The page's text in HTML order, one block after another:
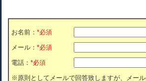
お名前： *必須
メール： *必須
電話： *必須
※原則としてメールで回答致しますが、メー